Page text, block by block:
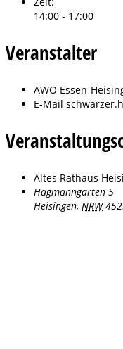
14:00 - 17:00
Veranstalter
AWO Essen-
E-Mail
Altes Rathaus
Hagmanngarten 5
Heisingen, NRW